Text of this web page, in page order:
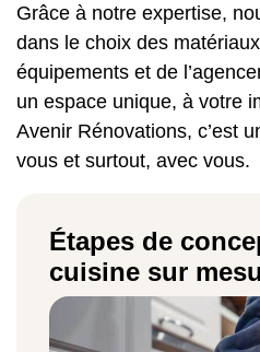
Grâce à notre expertise,
dans le choix des
équipements et de
un espace unique, à votre
Avenir Rénovations, c’est
vous et surtout, avec vous.
Étapes de
cuisine sur